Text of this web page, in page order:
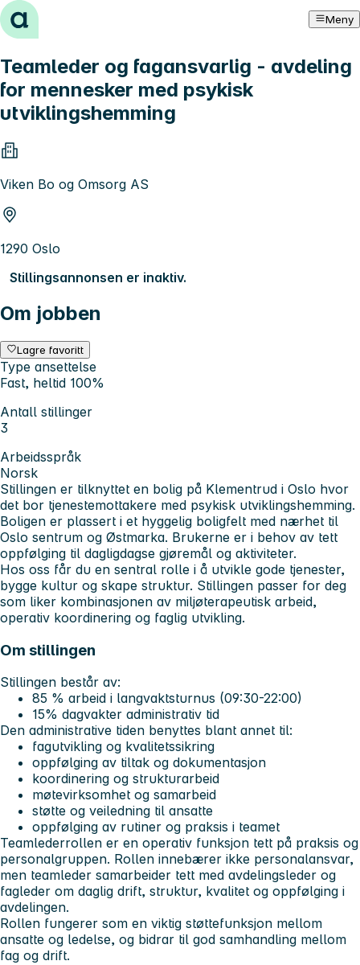
Hopp til innhold Meny
Teamleder og fagansvarlig - avdeling
for mennesker med psykisk
utviklingshemming
Viken Bo og Omsorg AS
1290 Oslo
Stillingsannonsen er inaktiv.
Om jobben
Lagre favoritt
Type ansettelse
Fast, heltid 100%
Antall stillinger
3
Arbeidsspråk
Norsk
Stillingen er tilknyttet en bolig på Klementrud i Oslo hvor
det bor tjenestemottakere med psykisk utviklingshemming.
Boligen er plassert i et hyggelig boligfelt med nærhet til
Oslo sentrum og Østmarka. Brukerne er i behov av tett
oppfølging til dagligdagse gjøremål og aktiviteter.
Hos oss får du en sentral rolle i å utvikle gode tjenester,
bygge kultur og skape struktur. Stillingen passer for deg
som liker kombinasjonen av miljøterapeutisk arbeid,
operativ koordinering og faglig utvikling.
Om stillingen
Stillingen består av:
85 % arbeid i langvaktsturnus (09:30-22:00)
15% dagvakter administrativ tid
Den administrative tiden benyttes blant annet til:
fagutvikling og kvalitetssikring
oppfølging av tiltak og dokumentasjon
koordinering og strukturarbeid
møtevirksomhet og samarbeid
støtte og veiledning til ansatte
oppfølging av rutiner og praksis i teamet
Teamlederrollen er en operativ funksjon tett på praksis og
personalgruppen. Rollen innebærer ikke personalansvar,
men teamleder samarbeider tett med avdelingsleder og
fagleder om daglig drift, struktur, kvalitet og oppfølging i
avdelingen.
Rollen fungerer som en viktig støttefunksjon mellom
ansatte og ledelse, og bidrar til god samhandling mellom
fag og drift.